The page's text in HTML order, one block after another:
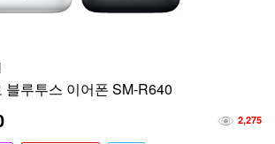
블루투스 이어폰 SM-R640
2,275